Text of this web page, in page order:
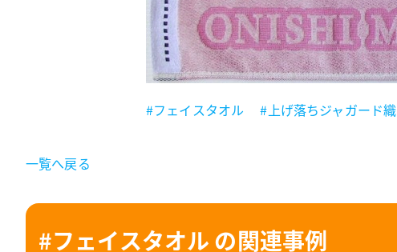
#フェイスタオル #上げ落ちジャガード織
一覧へ戻る
#フェイスタオル の関連事例